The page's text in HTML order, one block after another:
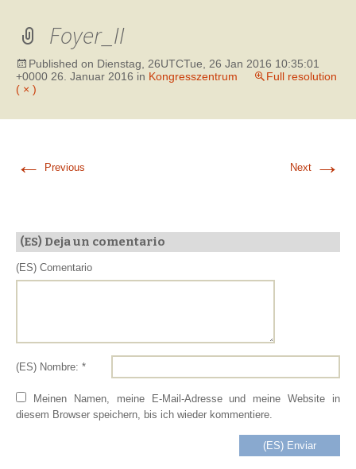
Foyer_II
Published on Dienstag, 26UTCTue, 26 Jan 2016 10:35:01
+0000 26. Januar 2016 in Kongresszentrum
Full resolution
( × )
← Previous Next →
(ES) Deja un comentario
(ES) Comentario
(ES) Nombre: *
Meinen Namen, meine E-Mail-Adresse und meine Website in
diesem Browser speichern, bis ich wieder kommentiere.